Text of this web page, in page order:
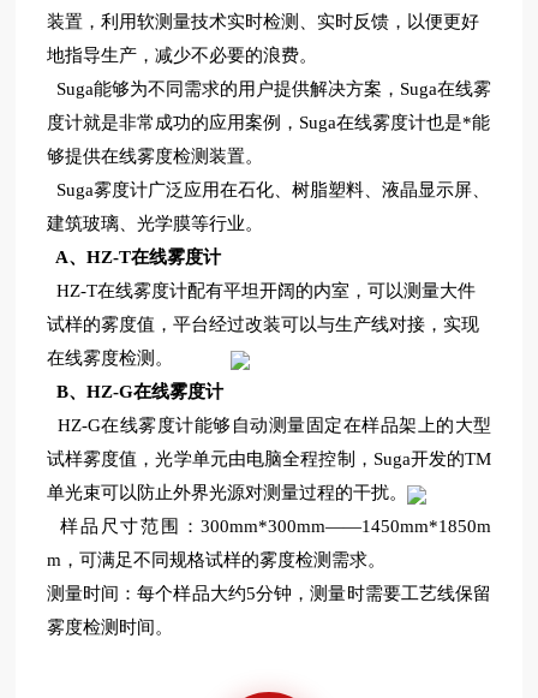
装置，利用软测量技术实时检测、实时反馈，以便更好
地指导生产，减少不必要的浪费。
Suga能够为不同需求的用户提供解决方案，Suga在线雾
度计就是非常成功的应用案例，Suga在线雾度计也是*能
够提供在线雾度检测装置。
Suga雾度计广泛应用在石化、树脂塑料、液晶显示屏、
建筑玻璃、光学膜等行业。
A、 HZ-T在线雾度计
HZ-T在线雾度计配有平坦开阔的内室，可以测量大件
试样的雾度值，平台经过改装可以与生产线对接，实现
在线雾度检测。
B、HZ-G在线雾度计
HZ-G在线雾度计能够自动测量固定在样品架上的大型
试样雾度值，光学单元由电脑全程控制，Suga开发的TM
单光束可以防止外界光源对测量过程的干扰。
样品尺寸范围：300mm*300mm——1450mm*1850m
m，可满足不同规格试样的雾度检测需求。
测量时间：每个样品大约5分钟，测量时需要工艺线保留
雾度检测时间。